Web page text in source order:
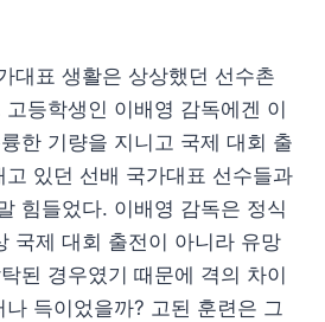
대표 생활은 상상했던 선수촌
등학생인 이배영 감독에겐 이
한 기량을 지니고 국제 대회 출
있던 선배 국가대표 선수들과
힘들었다. 이배영 감독은 정식
국제 대회 출전이 아니라 유망
된 경우였기 때문에 격의 차이
득이었을까? 고된 훈련은 그